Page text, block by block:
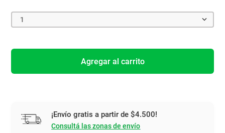
1
Agregar al carrito
¡Envío gratis a partir de $4.500!
Consultá las zonas de envío